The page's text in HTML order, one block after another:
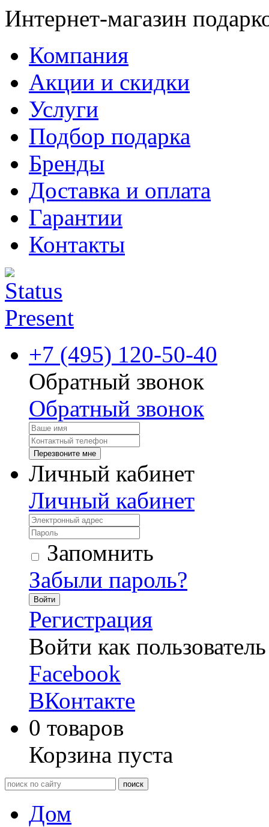
Интернет-магазин
Компания
Акции и скидки
Услуги
Подбор подарка
Бренды
Доставка и оплата
Гарантии
Контакты
+7 (495) 120-50-40
Обратный звонок
Обратный звонок
Перезвоните мне
Личный кабинет
Личный кабинет
Запомнить
Забыли пароль?
Войти
Регистрация
Войти как пользователь
Facebook
ВКонтакте
0 товаров
Корзина пуста
Дом